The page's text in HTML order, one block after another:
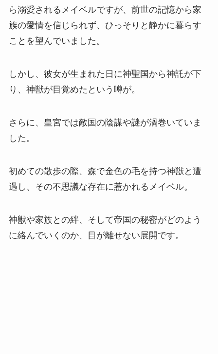
ら溺愛されるメイベルですが、前世の記憶から家
族の愛情を信じられず、ひっそりと静かに暮らす
ことを望んでいました。
しかし、彼女が生まれた日に神聖国から神託が下
り、神獣が目覚めたという噂が。
さらに、皇宮では敵国の陰謀や謎が渦巻いていま
した。
初めての散歩の際、森で金色の毛を持つ神獣と遭
遇し、その不思議な存在に惹かれるメイベル。
神獣や家族との絆、そして帝国の秘密がどのよう
に絡んでいくのか、目が離せない展開です。